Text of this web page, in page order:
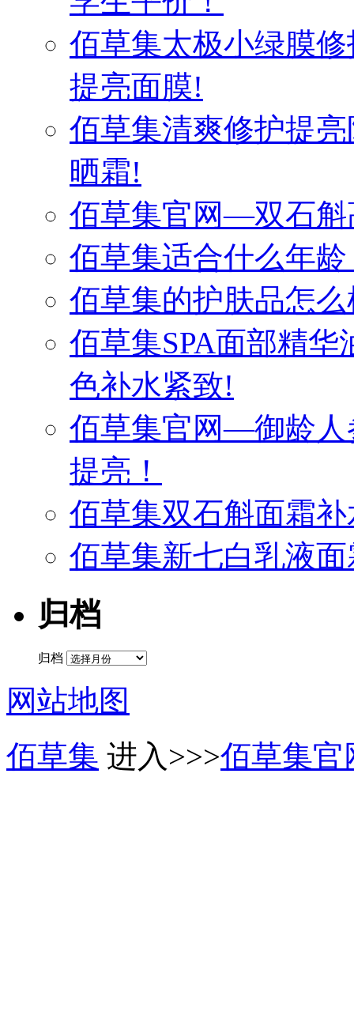
佰草集太极小绿膜
提亮面膜!
佰草集清爽修护提
晒霜!
佰草集官网—双石斛
佰草集适合什么年龄
佰草集的护肤品怎
佰草集SPA面部精
色补水紧致!
佰草集官网—御龄人
提亮！
佰草集双石斛面霜
佰草集新七白乳液
归档
归档
网站地图
佰草集 进入>>>佰草集官